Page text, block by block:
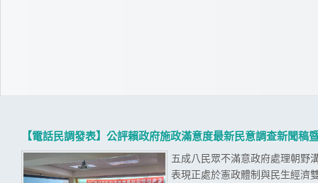
【電話民調發表】公評賴政府施政滿意度最新民意調查新聞稿
五成八民眾不滿意政府處理朝野
表現正處於憲政體制與民生經濟